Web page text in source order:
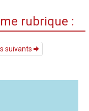
rubrique :
suivants